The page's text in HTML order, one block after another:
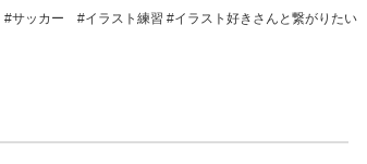
#サッカー #イラスト練習 #イラスト好きさんと繋がりたい